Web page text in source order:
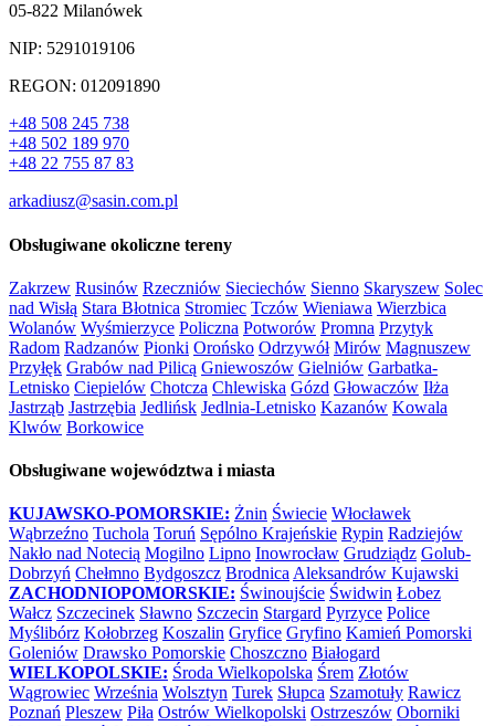
05-822 Milanówek
NIP: 5291019106
REGON: 012091890
+48 508 245 738
+48 502 189 970
+48 22 755 87 83
arkadiusz@sasin.com.pl
Obsługiwane okoliczne tereny
Zakrzew Rusinów Rzeczniów Sieciechów Sienno Skaryszew Solec
nad Wisłą Stara Błotnica Stromiec Tczów Wieniawa Wierzbica
Wolanów Wyśmierzyce Policzna Potworów Promna Przytyk
Radom Radzanów Pionki Orońsko Odrzywół Mirów Magnuszew
Przyłęk Grabów nad Pilicą Gniewoszów Gielniów Garbatka-
Letnisko Ciepielów Chotcza Chlewiska Gózd Głowaczów Iłża
Jastrząb Jastrzębia Jedlińsk Jedlnia-Letnisko Kazanów Kowala
Klwów Borkowice
Obsługiwane województwa i miasta
KUJAWSKO-POMORSKIE: Żnin Świecie Włocławek
Wąbrzeźno Tuchola Toruń Sępólno Krajeńskie Rypin Radziejów
Nakło nad Notecią Mogilno Lipno Inowrocław Grudziądz Golub-
Dobrzyń Chełmno Bydgoszcz Brodnica Aleksandrów Kujawski
ZACHODNIOPOMORSKIE: Świnoujście Świdwin Łobez
Wałcz Szczecinek Sławno Szczecin Stargard Pyrzyce Police
Myślibórz Kołobrzeg Koszalin Gryfice Gryfino Kamień Pomorski
Goleniów Drawsko Pomorskie Choszczno Białogard
WIELKOPOLSKIE: Środa Wielkopolska Śrem Złotów
Wągrowiec Września Wolsztyn Turek Słupca Szamotuły Rawicz
Poznań Pleszew Piła Ostrów Wielkopolski Ostrzeszów Oborniki